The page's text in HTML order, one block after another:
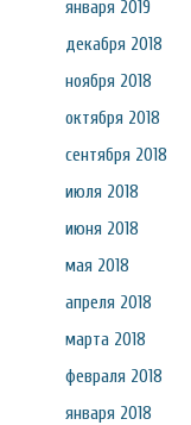
января 2019
декабря 2018
ноября 2018
октября 2018
сентября 2018
июля 2018
июня 2018
мая 2018
апреля 2018
марта 2018
февраля 2018
января 2018